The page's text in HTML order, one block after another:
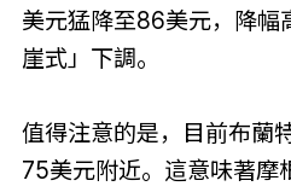
美元猛降至86美元，降幅
崖式」下調。
值得注意的是，目前布蘭
75美元附近。這意味著摩